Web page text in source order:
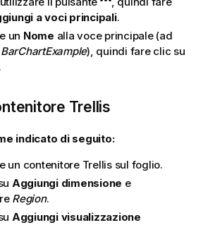
a voci principali.
un Nome alla voce principale (ad
BarChartExample), quindi fare clic su
.
Trellis
indicato di seguito:
un contenitore Trellis sul foglio.
Aggiungi dimensione e
Region.
Aggiungi visualizzazione